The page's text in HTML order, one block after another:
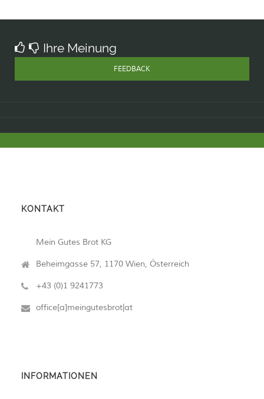
Ihre Meinung
FEEDBACK
KONTAKT
Mein Gutes Brot KG
Beheimgasse 57, 1170 Wien, Österreich
+43 (0)1 9241773
office[a]meingutesbrot|at
INFORMATIONEN